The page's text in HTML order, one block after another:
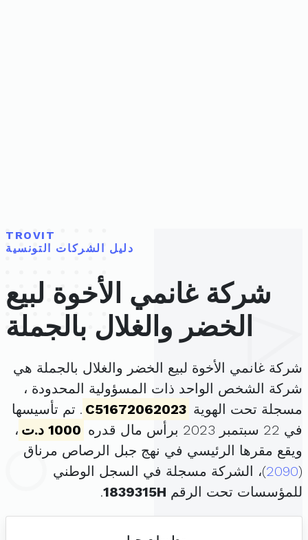
TROVIT
دليل الشركات التونسية
شركة غانمي الأخوة لبيع
الخضر والغلال بالجملة
شركة غانمي الأخوة لبيع الخضر والغلال بالجملة هي
شركة الشخص الواحد ذات المسؤولية المحدودة ،
مسجلة تحت الهوية C51672062023 . تم تأسيسها
في 22 سبتمبر 2023 برأس مال قدره
1000 د.ت
،
ويقع مقرها الرئيسي في نهج جبل الرصاص مرناق
(
2090)، الشركة مسجلة في السجل الوطني
للمؤسسات تحت الرقم 1839315H
.